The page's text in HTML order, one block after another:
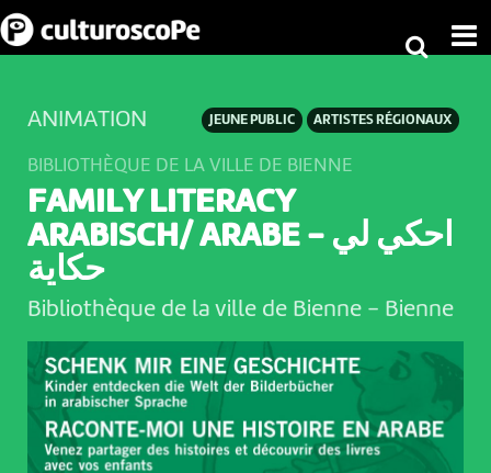
ARTISTES RÉGIONAUX
JEUNE PUBLIC
ANIMATION
BIBLIOTHÈQUE DE LA VILLE DE BIENNE
FAMILY LITERACY
ARABISCH/ ARABE - احكي لي
حكاية
Bibliothèque de la ville de Bienne - Bienne